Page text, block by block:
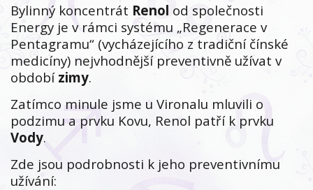
Bylinný koncentrát Renol od společnosti
Energy je v rámci systému „Regenerace v
Pentagramu“ (vycházejícího z tradiční čínské
medicíny) nejvhodnější preventivně užívat v
období zimy.
Zatímco minule jsme u Vironalu mluvili o
podzimu a prvku Kovu, Renol patří k prvku
Vody.
Zde jsou podrobnosti k jeho preventivnímu
užívání: